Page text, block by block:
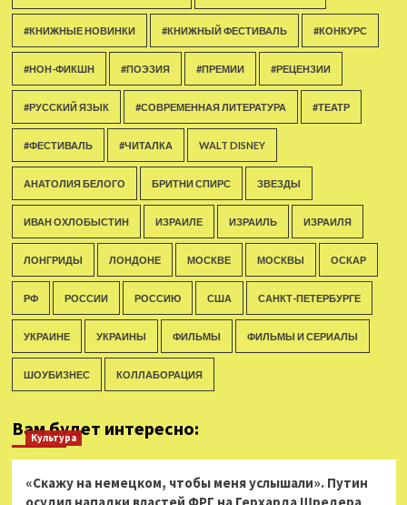
#КНИЖНЫЕ НОВИНКИ #КНИЖНЫЙ ФЕСТИВАЛЬ #КОНКУРС
#НОН-ФИКШН #ПОЭЗИЯ #ПРЕМИИ #РЕЦЕНЗИИ
#РУССКИЙ ЯЗЫК #СОВРЕМЕННАЯ ЛИТЕРАТУРА #ТЕАТР
#ФЕСТИВАЛЬ #ЧИТАЛКА WALT DISNEY
АНАТОЛИЯ БЕЛОГО БРИТНИ СПИРС ЗВЕЗДЫ
ИВАН ОХЛОБЫСТИН ИЗРАИЛЕ ИЗРАИЛЬ ИЗРАИЛЯ
ЛОНГРИДЫ ЛОНДОНЕ МОСКВЕ МОСКВЫ ОСКАР
РФ РОССИИ РОССИЮ США САНКТ-ПЕТЕРБУРГЕ
УКРАИНЕ УКРАИНЫ ФИЛЬМЫ ФИЛЬМЫ И СЕРИАЛЫ
ШОУБИЗНЕС КОЛЛАБОРАЦИЯ
Вам будет интересно:
Культура
«Скажу на немецком, чтобы меня услышали». Путин